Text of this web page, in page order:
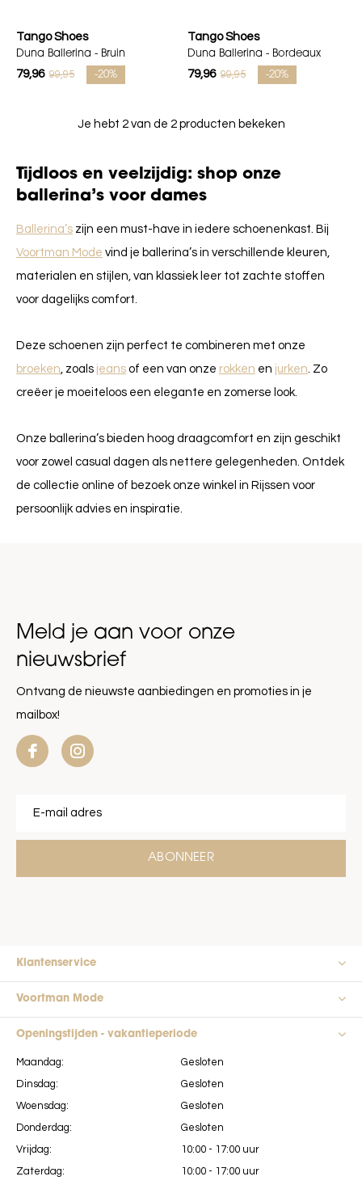
Tango Shoes
Duna Ballerina - Bruin
79,96 99,95 -20%
Tango Shoes
Duna Ballerina - Bordeaux
79,96 99,95 -20%
Je hebt 2 van de 2 producten bekeken
Tijdloos en veelzijdig: shop onze
ballerina’s voor dames
Ballerina’s zijn een must-have in iedere schoenenkast. Bij
Voortman Mode vind je ballerina’s in verschillende kleuren,
materialen en stijlen, van klassiek leer tot zachte stoffen
voor dagelijks comfort.
Deze schoenen zijn perfect te combineren met onze
broeken , zoals jeans of een van onze rokken en jurken . Zo
creëer je moeiteloos een elegante en zomerse look.
Onze ballerina’s bieden hoog draagcomfort en zijn geschikt
voor zowel casual dagen als nettere gelegenheden. Ontdek
de collectie online of bezoek onze winkel in Rijssen voor
persoonlijk advies en inspiratie.
Meld je aan voor onze
nieuwsbrief
Ontvang de nieuwste aanbiedingen en promoties in je
mailbox!
ABONNEER
Klantenservice
Voortman Mode
Openingstijden - vakantieperiode
Maandag:
Dinsdag:
Woensdag:
Donderdag:
Vrijdag:
Zaterdag:
Gesloten
Gesloten
Gesloten
Gesloten
10:00 - 17:00 uur
10:00 - 17:00 uur